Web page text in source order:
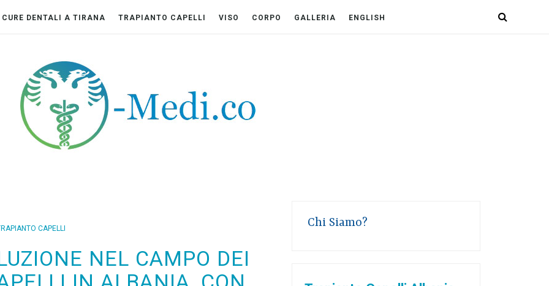
CURE DENTALI A TIRANA TRAPIANTO CAPELLI VISO CORPO GALLERIA ENGLISH
CAPELLI
NEL CAMPO DEI
Chi Siamo?